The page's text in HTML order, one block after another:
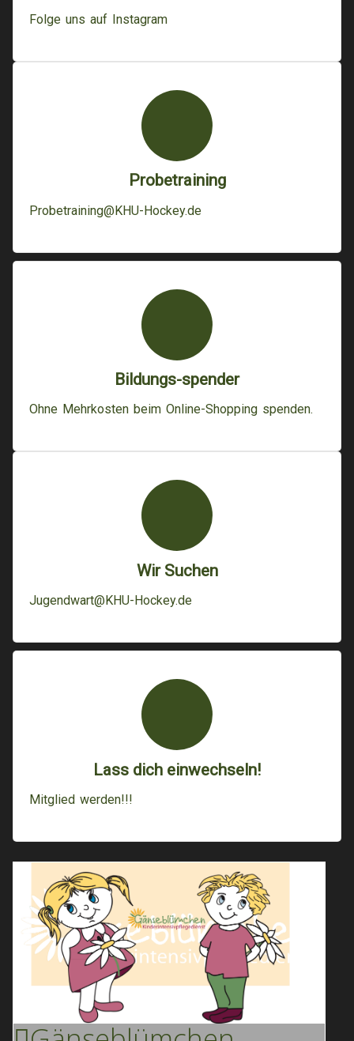
Folge uns auf Instagram
Probetraining
Probetraining@KHU-Hockey.de
Bildungs-spender
Ohne Mehrkosten beim Online-Shopping spenden.
Wir Suchen
Jugendwart@KHU-Hockey.de
Lass dich einwechseln!
Mitglied werden!!!